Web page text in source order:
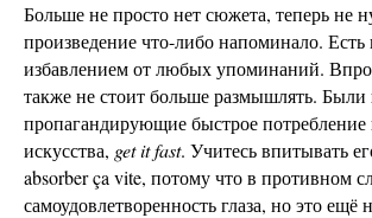
Больше не просто нет сюжета, теперь не
произведение что-либо напоминало. Есть
избавлением от любых упоминаний.
также не стоит больше размышлять.
пропагандирующие быстрое потребление
искусства, get it fast. Учитесь впитывать
absorber ça vite, потому что в противном
самоудовлетворенность глаза, но это ещё